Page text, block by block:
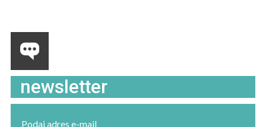
newsletter